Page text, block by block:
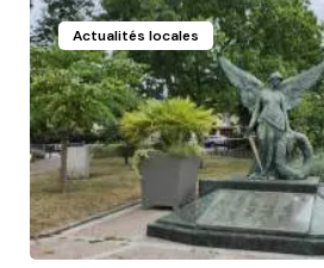
Actualités locales